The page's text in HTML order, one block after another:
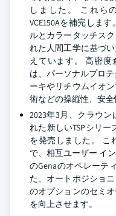
しました。 これら
VCE150Aを補完しま
ルとカラータッチス
れた人間工学に基づ
えています。 高密度
は、パーソナルプロ
ーキやリチウムイオ
術などの操縦性、安全
2023年3月、クラウ
れた新しいTSPシリー
を発売しました。 こ
で、相互ユーザー イ
のGenaのオペレーテ
た、オートポジショ
のオプションのセミ
を向上させます。